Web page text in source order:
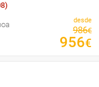
desde
986€
956€